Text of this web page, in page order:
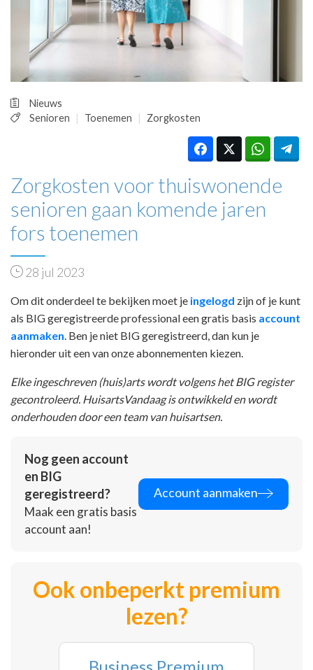
PRAKTIJKZAKEN
TARIEVEN
MEDISCHE VAKHANDEL
REGISTRATIE
Nieuws
Senioren
Toenemen Zorgkosten
Zorgkosten voor thuiswonende
senioren gaan komende jaren
fors toenemen
28 jul 2023
Om dit onderdeel te bekijken moet je ingelogd zijn of je kunt
als BIG geregistreerde professional een gratis basis account
aanmaken . Ben je niet BIG geregistreerd, dan kun je
hieronder uit een van onze abonnementen kiezen.
Elke ingeschreven (huis)arts wordt volgens het BIG register
gecontroleerd. HuisartsVandaag is ontwikkeld en wordt
onderhouden door een team van huisartsen.
Nog geen account
en BIG
geregistreerd?
Maak een gratis basis
account aan!
Account aanmaken
Ook onbeperkt premium
lezen?
Business Premium